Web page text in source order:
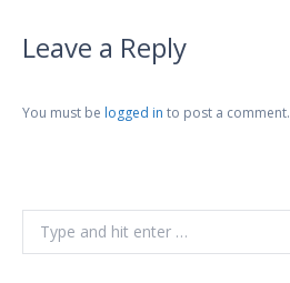
Leave a Reply
You must be logged in to post a comment.
Search: